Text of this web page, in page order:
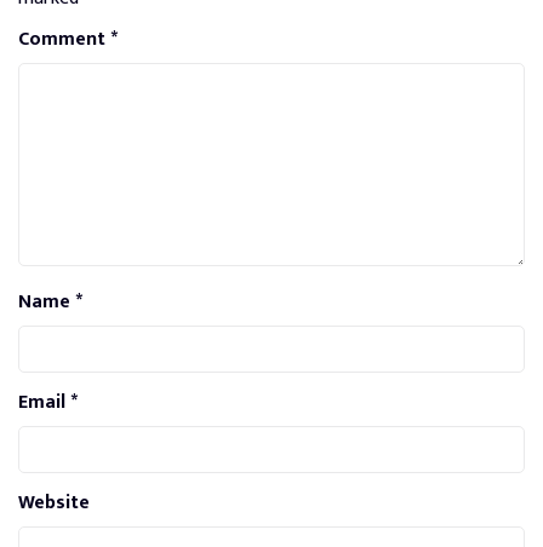
Comment*
Name*
Email*
Website